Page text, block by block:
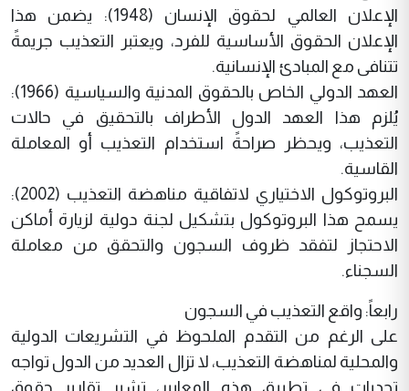
الإعلان العالمي لحقوق الإنسان (1948): يضمن هذا
الإعلان الحقوق الأساسية للفرد، ويعتبر التعذيب جريمةً
تتنافى مع المبادئ الإنسانية.
العهد الدولي الخاص بالحقوق المدنية والسياسية (1966):
يُلزم هذا العهد الدول الأطراف بالتحقيق في حالات
التعذيب، ويحظر صراحةً استخدام التعذيب أو المعاملة
القاسية.
البروتوكول الاختياري لاتفاقية مناهضة التعذيب (2002):
يسمح هذا البروتوكول بتشكيل لجنة دولية لزيارة أماكن
الاحتجاز لتفقد ظروف السجون والتحقق من معاملة
السجناء.
رابعاً: واقع التعذيب في السجون
على الرغم من التقدم الملحوظ في التشريعات الدولية
والمحلية لمناهضة التعذيب، لا تزال العديد من الدول تواجه
تحديات في تطبيق هذه المعايير، تشير تقارير حقوق